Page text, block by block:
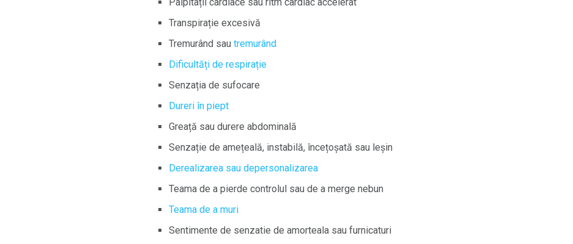
Transpirație excesivă
Tremurând sau tremurând
Dificultăți de respirație
Senzația de sufocare
Dureri în piept
Greață sau durere abdominală
Senzație de amețeală, instabilă, încețoșată sau leșin
Derealizarea sau depersonalizarea
Teama de a pierde controlul sau de a merge nebun
Teama de a muri
Sentimente de senzatie de amorteala sau furnicaturi